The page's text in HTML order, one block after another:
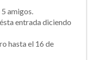
amigos.
entrada diciendo
hasta el 16 de